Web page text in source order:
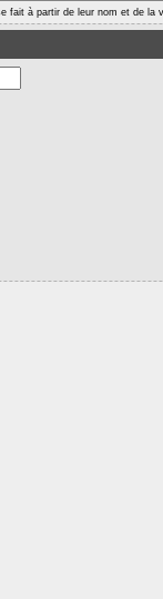
fait à partir de leur nom et de